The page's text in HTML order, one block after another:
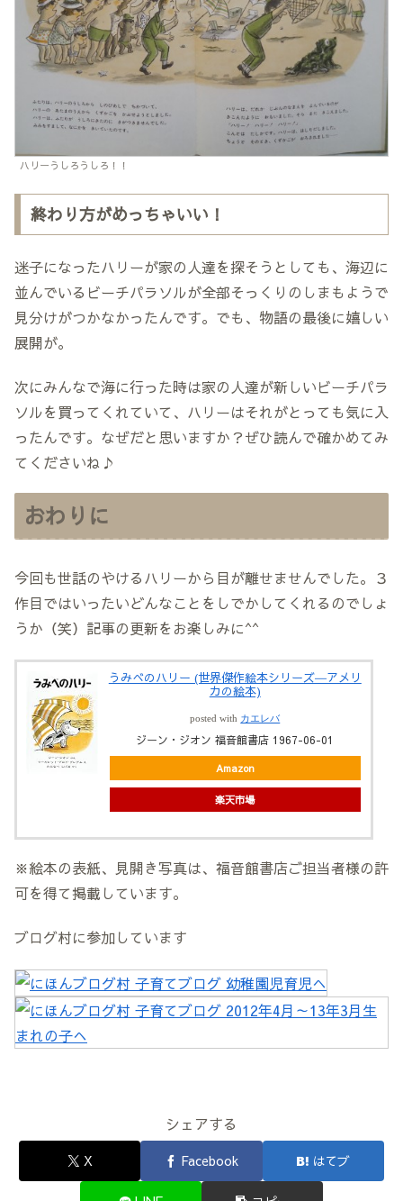
ハリーうしろうしろ！！
終わり方がめっちゃいい！
迷子になったハリーが家の人達を探そうとしても、海辺に
並んでいるビーチパラソルが全部そっくりのしまもようで
見分けがつかなかったんです。でも、物語の最後に嬉しい
展開が。
次にみんなで海に行った時は家の人達が新しいビーチパラ
ソルを買ってくれていて、ハリーはそれがとっても気に入
ったんです。なぜだと思いますか？ぜひ読んで確かめてみ
てくださいね♪
おわりに
今回も世話のやけるハリーから目が離せませんでした。３
作目ではいったいどんなことをしでかしてくれるのでしょ
うか（笑）記事の更新をお楽しみに^^
うみべのハリー (世界傑作絵本シリーズ―アメリ
カの絵本)
posted with カエレバ
ジーン・ジオン 福音館書店 1967-06-01
Amazon
楽天市場
※絵本の表紙、見開き写真は、福音館書店ご担当者様の許
可を得て掲載しています。
ブログ村に参加しています
シェアする
X Facebook はてブ